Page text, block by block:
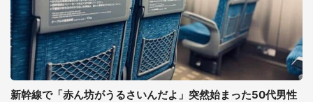
新幹線で「赤ん坊がうるさいんだよ」突然始まった50代男性